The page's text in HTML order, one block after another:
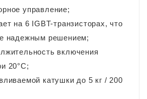
управление;
на 6 IGBT-транзисторах, что
надежным решением;
включения
20°С;
катушки до 5 кг / 200